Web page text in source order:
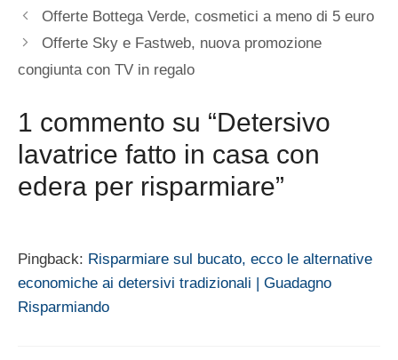
Offerte Bottega Verde, cosmetici a meno di 5 euro
Offerte Sky e Fastweb, nuova promozione
congiunta con TV in regalo
1 commento su “Detersivo
lavatrice fatto in casa con
edera per risparmiare”
Pingback: Risparmiare sul bucato, ecco le alternative
economiche ai detersivi tradizionali | Guadagno
Risparmiando